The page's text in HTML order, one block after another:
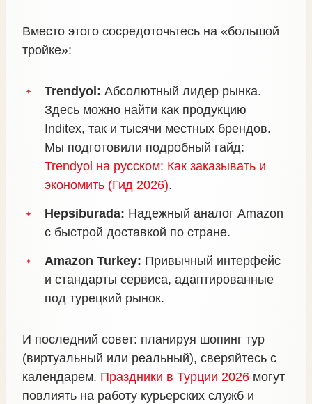
Вместо этого сосредоточьтесь на «большой
тройке»:
Trendyol: Абсолютный лидер рынка.
Здесь можно найти как продукцию
Inditex, так и тысячи местных брендов.
Мы подготовили подробный гайд:
Trendyol на русском: Как заказывать и
экономить (Гид 2026).
Hepsiburada: Надежный аналог Amazon
с быстрой доставкой по стране.
Amazon Turkey: Привычный интерфейс
и стандарты сервиса, адаптированные
под турецкий рынок.
И последний совет: планируя шопинг тур
(виртуальный или реальный), сверяйтесь с
календарем. Праздники в Турции 2026 могут
повлиять на работу курьерских служб и